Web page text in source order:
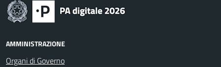
AMMINISTRAZIONE
Organi di Governo